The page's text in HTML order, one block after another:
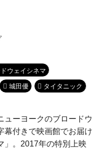
ウェイシネマ
城田優 タイタニック
ューヨークのブロードウ
幕付きで映画館でお届け
」。2017年の特別上映